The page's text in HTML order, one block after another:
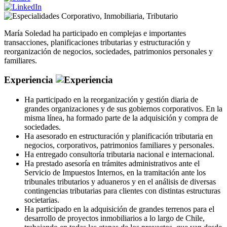
Corporativo, Inmobiliaria, Tributario
María Soledad ha participado en complejas e importantes
transacciones, planificaciones tributarias y estructuración y
reorganización de negocios, sociedades, patrimonios personales y
familiares.
Experiencia
Ha participado en la reorganización y gestión diaria de
grandes organizaciones y de sus gobiernos corporativos. En la
misma línea, ha formado parte de la adquisición y compra de
sociedades.
Ha asesorado en estructuración y planificación tributaria en
negocios, corporativos, patrimonios familiares y personales.
Ha entregado consultoría tributaria nacional e internacional.
Ha prestado asesoría en trámites administrativos ante el
Servicio de Impuestos Internos, en la tramitación ante los
tribunales tributarios y aduaneros y en el análisis de diversas
contingencias tributarias para clientes con distintas estructuras
societarias.
Ha participado en la adquisición de grandes terrenos para el
desarrollo de proyectos inmobiliarios a lo largo de Chile,